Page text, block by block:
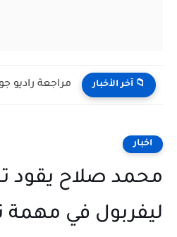
📁 آخر الأخبار
اخبار
محمد صلاح يقود
ليفربول في مهمة